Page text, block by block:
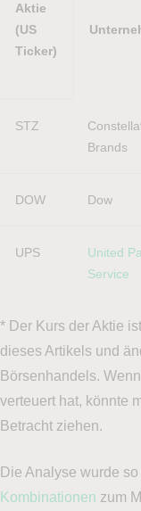
Aktie
(US
Ticker)
(US
STZ
Brands
DOW Dow
UPS
United
Service
* Der Kurs der Aktie
dieses Artikels und
Börsenhandels.
verteuert hat, könnte
Betracht ziehen.
Die Analyse wurde
Kombinationen zum